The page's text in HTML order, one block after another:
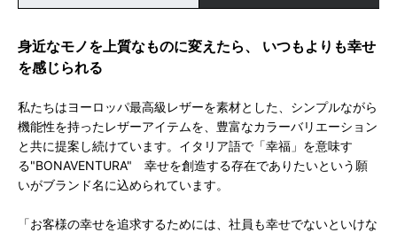
身近なモノを上質なものに変えたら、 いつもよりも幸せ
を感じられる
私たちはヨーロッパ最高級レザーを素材とした、シンプルながら
機能性を持ったレザーアイテムを、豊富なカラーバリエーション
と共に提案し続けています。イタリア語で「幸福」を意味す
る"BONAVENTURA" 幸せを創造する存在でありたいという願
いがブランド名に込められています。
「お客様の幸せを追求するためには、社員も幸せでないといけな